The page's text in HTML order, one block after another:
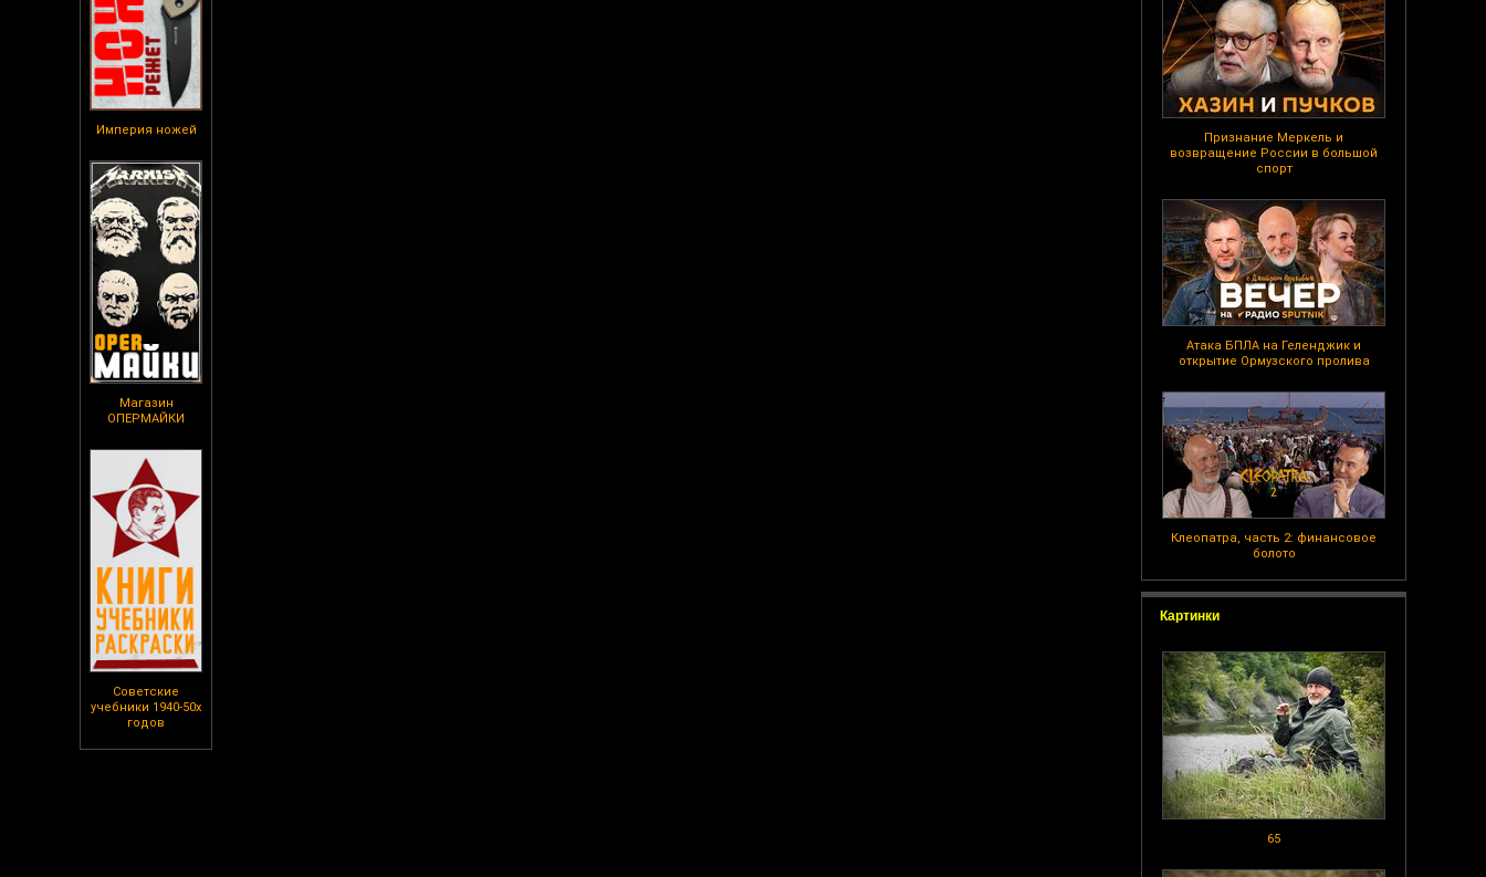
Империя ножей
Магазин
ОПЕРМАЙКИ
Советские
учебники 1940-50х
годов
Признание Меркель и
возвращение России в большой
спорт
Атака БПЛА на Геленджик и
открытие Ормузского пролива
Клеопатра, часть 2: финансовое
болото
Картинки
65